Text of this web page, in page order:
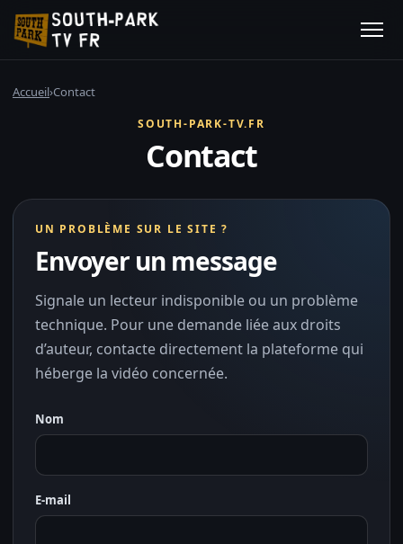
Accueil›Contact
SOUTH-PARK-TV.FR
Contact
UN PROBLÈME SUR LE SITE ?
Envoyer un message
Signale un lecteur indisponible ou un problème
technique. Pour une demande liée aux droits
d’auteur, contacte directement la plateforme qui
héberge la vidéo concernée.
Nom
E-mail